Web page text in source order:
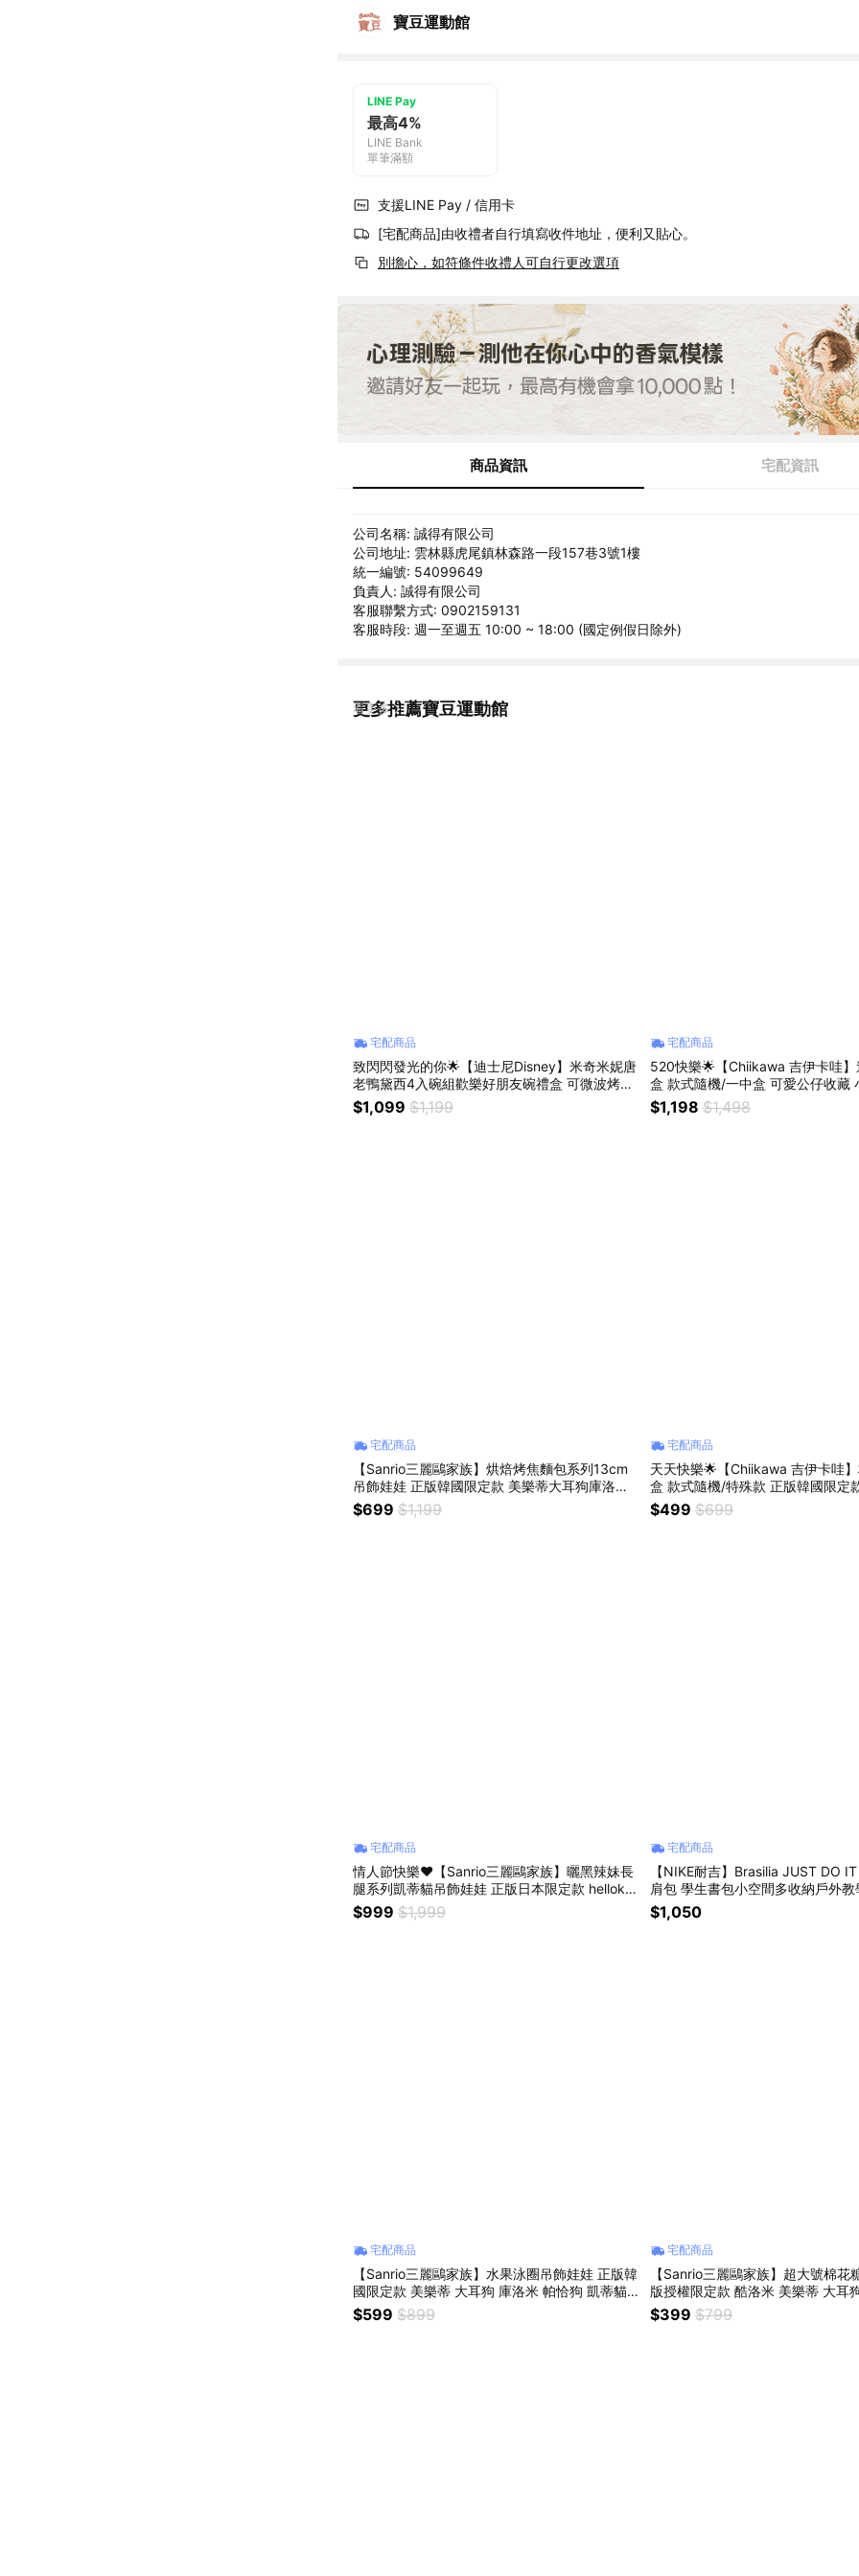
寶豆運動館
LINE Pay
最高4%
LINE Bank
單筆滿額
支援LINE Pay / 信用卡
[宅配商品]由收禮者自行填寫收件地址，便利又貼心。
別擔心，如符條件收禮人可自行更改選項
商品資訊 宅配資訊
公司名稱: 誠得有限公司
公司地址: 雲林縣虎尾鎮林森路一段157巷3號1樓
統一編號: 54099649
負責人: 誠得有限公司
客服聯繫方式: 0902159131
客服時段: 週一至週五 10:00 ~ 18:00 (國定例假日除外)
更多推薦寶豆運動館
看更多
宅配商品
致閃閃發光的你🌟【迪士尼Disney】米奇米妮唐
老鴨黛西4入碗組歡樂好朋友碗禮盒 可微波烤箱
洗碗機陶瓷碗盤 造型湯飯泡麵碗 入厝搬家禮物
宵夜消夜 情人節交換禮物 520送禮 可愛禮物 星
$1,099 $1,199
宅配商品
520快樂🌟【Chiikawa 吉伊卡哇】迷你商店盲
盒 款式隨機/一中盒 可愛公仔收藏
薩奇 星座禮物 辦公桌裝飾小物 男
交換禮物 男女生送禮推薦 可愛禮物
$1,198 $1,498
宅配商品
【Sanrio三麗鷗家族】烘焙烤焦麵包系列13cm
吊飾娃娃 正版韓國限定款 美樂蒂大耳狗庫洛米
帕恰狗凱蒂貓hello kitty 布丁狗人魚漢頓包包掛
件 絨毛娃娃公仔鑰匙圈 女生朋友送禮 交換禮物
$699 $1,199
宅配商品
天天快樂🌟【Chiikawa 吉伊卡哇】杯子蛋糕盲
盒 款式隨機/特殊款 正版韓國限定
薩奇 情人節送禮 家裡擺飾 辦公桌
送禮 聖誕節交換禮物 女友送禮 天
$499 $699
宅配商品
情人節快樂❤【Sanrio三麗鷗家族】曬黑辣妹長
腿系列凱蒂貓吊飾娃娃 正版日本限定款 hellokitt
y包包吊飾 絨毛公仔鑰匙圈 女友送禮 朋友交換
禮物 情人禮物 情侶吊飾 女友禮物 告白禮物推薦
$999 $1,999
宅配商品
【NIKE耐吉】Brasilia JUST DO
肩包 學生書包小空間多收納戶外教
包孩童小包(DR6091010) 巨蟹座生
交換禮物 男生禮物
$1,050
宅配商品
【Sanrio三麗鷗家族】水果泳圈吊飾娃娃 正版韓
國限定款 美樂蒂 大耳狗 庫洛米 帕恰狗 凱蒂貓h
ello kitty 布丁狗 包包吊飾 絨毛娃娃公仔鑰匙圈
女生朋友送禮 情人節交換禮物
$599 $899
宅配商品
【Sanrio三麗鷗家族】超大號棉花
版授權限定款 酷洛米 美樂蒂 大耳
蛋水滴形氣墊化妝海綿乾濕兩用親
吃粉遮瑕定妝快速上妝女生朋友送
$399 $799